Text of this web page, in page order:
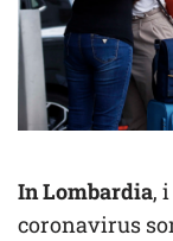
In Lombardia,
coronavirus